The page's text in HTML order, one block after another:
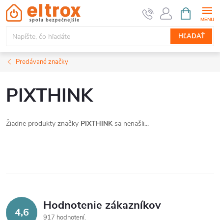
Prejsť
na
obsah
HĽADAŤ
KOŠÍK
Predávané značky
PIXTHINK
Žiadne produkty značky PIXTHINKsa nenašli...
4,6 Hodnotenie zákazníkov
917 hodnotení